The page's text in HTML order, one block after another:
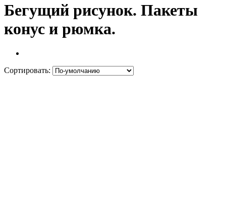
Бегущий рисунок. Пакеты
конус и рюмка.
Сортировать: